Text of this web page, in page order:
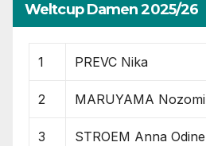
Weltcup Damen 2025/26
1 PREVC Nika
2 MARUYAMA Nozomi
3 STROEM Anna Odine